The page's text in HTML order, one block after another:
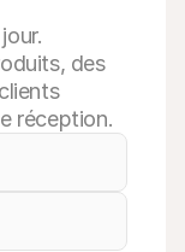
des
réception.